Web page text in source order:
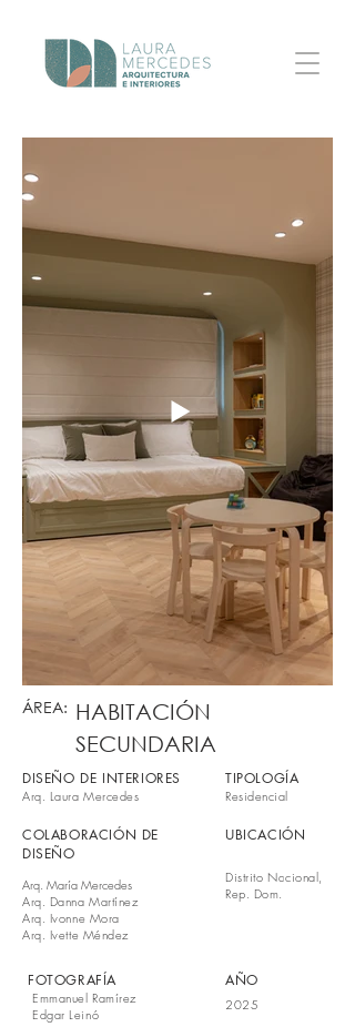
ÁREA: HABITACIÓN
SECUNDARIA
DISEÑO DE INTERIORES
Arq. Laura Mercedes
TIPOLOGÍA
Residencial
COLABORACIÓN DE
DISEÑO
Arq. María Mercedes
Arq. Danna Martínez
Arq. Ivonne Mora
Arq. Ivette Méndez
FOTOGRAFÍA
Emmanuel Ramírez
Edgar Leinó
UBICACIÓN
Distrito Nacional,
Rep. Dom.
AÑO
2025